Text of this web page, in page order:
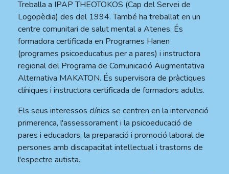
Treballa a IPAP THEOTOKOS (Cap del Servei de
Logopèdia) des del 1994. També ha treballat en un
centre comunitari de salut mental a Atenes. És
formadora certificada en Programes Hanen
(programes psicoeducatius per a pares) i instructora
regional del Programa de Comunicació Augmentativa
Alternativa MAKATON. És supervisora de pràctiques
clíniques i instructora certificada de formadors adults.
Els seus interessos clínics se centren en la intervenció
primerenca, l'assessorament i la psicoeducació de
pares i educadors, la preparació i promoció laboral de
persones amb discapacitat intel·lectual i trastorns de
l'espectre autista.